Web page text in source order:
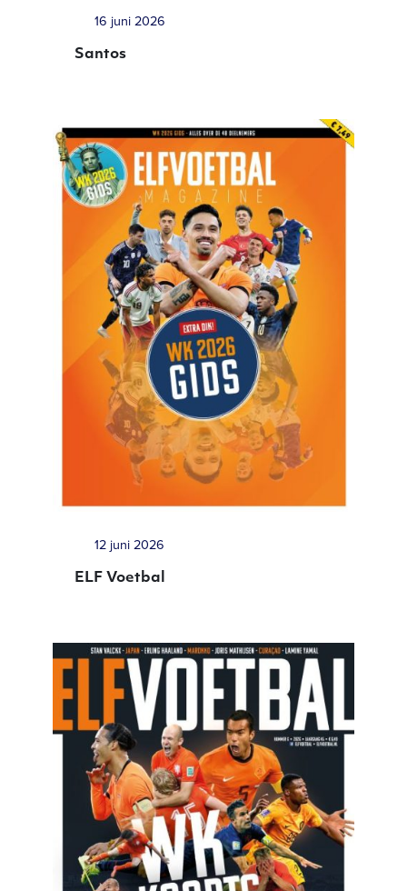
16 juni 2026
Santos
12 juni 2026
ELF Voetbal